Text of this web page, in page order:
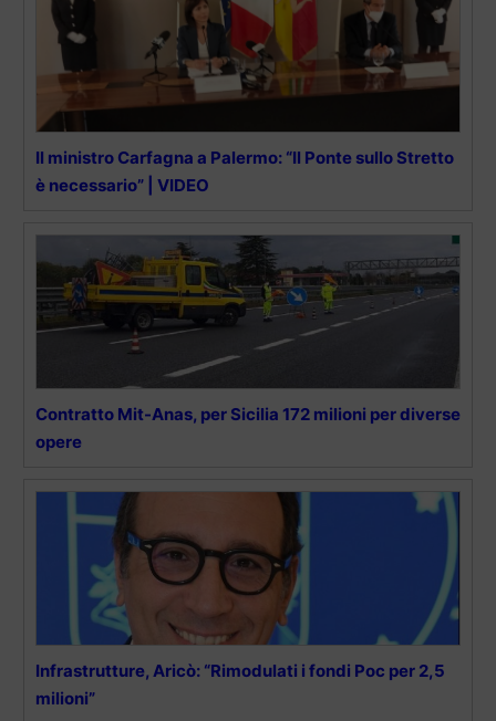
Il ministro Carfagna a Palermo: “Il Ponte sullo Stretto
è necessario” | VIDEO
Contratto Mit-Anas, per Sicilia 172 milioni per diverse
opere
Infrastrutture, Aricò: “Rimodulati i fondi Poc per 2,5
milioni”